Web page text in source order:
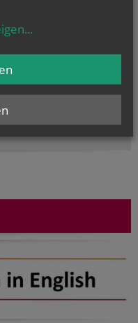
Pfarrgemeinde!
heilige Nothelfer, Hl.
...